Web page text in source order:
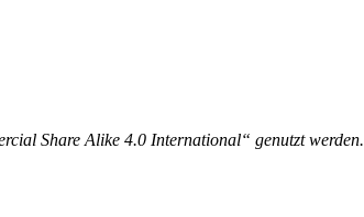
Share Alike 4.0 International“ genutzt werden.